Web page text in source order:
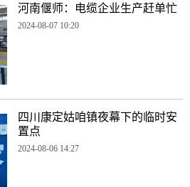
河南偃师：电缆企业生产赶单忙
2024-08-07 10:20
四川康定姑咱镇夜幕下的临时安
置点
2024-08-06 14:27